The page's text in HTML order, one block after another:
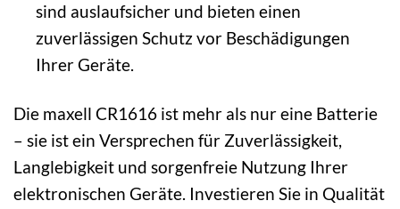
sind auslaufsicher und bieten einen
zuverlässigen Schutz vor Beschädigungen
Ihrer Geräte.
Die maxell CR1616 ist mehr als nur eine Batterie
– sie ist ein Versprechen für Zuverlässigkeit,
Langlebigkeit und sorgenfreie Nutzung Ihrer
elektronischen Geräte. Investieren Sie in Qualität